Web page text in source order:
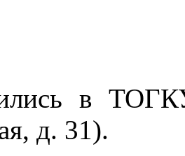
в
д. 31).